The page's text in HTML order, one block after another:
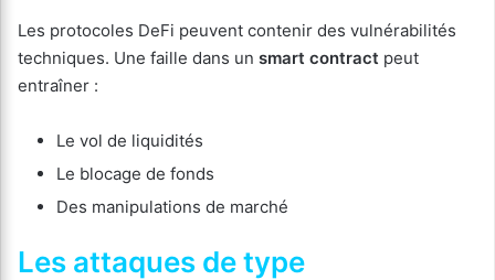
Les protocoles DeFi peuvent contenir des vulnérabilités
techniques. Une faille dans un smart contract peut
entraîner :
Le vol de liquidités
Le blocage de fonds
Des manipulations de marché
Les attaques de type